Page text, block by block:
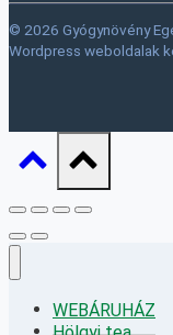
© 2026 Gyógynövény
Wordpress weboldalak
WEBÁRUHÁZ